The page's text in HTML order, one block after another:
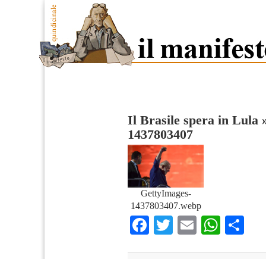
Il Brasile spera in Lula
1437803407
GettyImages-
1437803407.webp
Facebook
TwitterEmail